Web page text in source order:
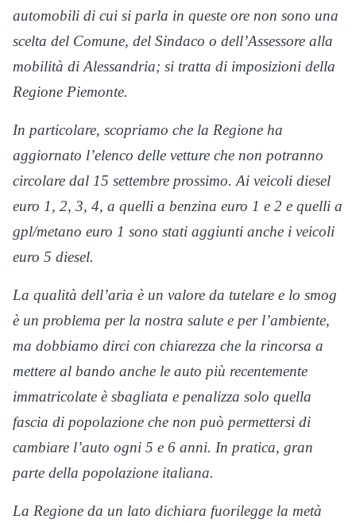
automobili di cui si parla in queste ore non sono una
scelta del Comune, del Sindaco o dell’Assessore alla
mobilità di Alessandria; si tratta di imposizioni della
Regione Piemonte.
In particolare, scopriamo che la Regione ha
aggiornato l’elenco delle vetture che non potranno
circolare dal 15 settembre prossimo. Ai veicoli diesel
euro 1, 2, 3, 4, a quelli a benzina euro 1 e 2 e quelli a
gpl/metano euro 1 sono stati aggiunti anche i veicoli
euro 5 diesel.
La qualità dell’aria è un valore da tutelare e lo smog
è un problema per la nostra salute e per l’ambiente,
ma dobbiamo dirci con chiarezza che la rincorsa a
mettere al bando anche le auto più recentemente
immatricolate è sbagliata e penalizza solo quella
fascia di popolazione che non può permettersi di
cambiare l’auto ogni 5 e 6 anni. In pratica, gran
parte della popolazione italiana.
La Regione da un lato dichiara fuorilegge la metà